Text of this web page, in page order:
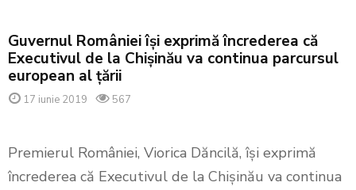
Guvernul României își exprimă încrederea că
Executivul de la Chișinău va continua parcursul
european al țării
17 iunie 2019 567
Premierul României, Viorica Dăncilă, își exprimă
încrederea că Executivul de la Chișinău va continua